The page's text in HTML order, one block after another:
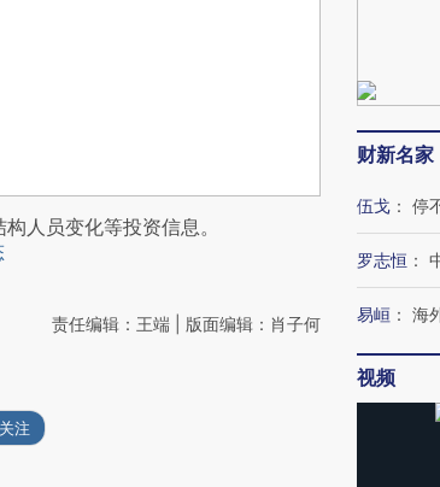
人员变化等投资信息。
责任编辑：王端 | 版面编辑：肖子何
注
财新名家
伍戈 ： 停
罗志恒 ：
易峘 ： 海
视频